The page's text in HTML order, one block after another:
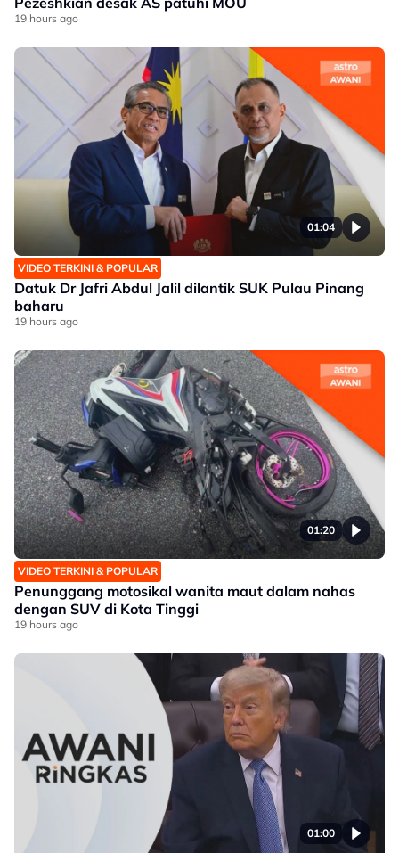
19 hours ago
01:04
VIDEO TERKINI & POPULAR
Datuk Dr Jafri Abdul Jalil dilantik SUK Pulau Pinang
baharu
19 hours ago
01:20
VIDEO TERKINI & POPULAR
Penunggang motosikal wanita maut dalam nahas
dengan SUV di Kota Tinggi
19 hours ago
01:00